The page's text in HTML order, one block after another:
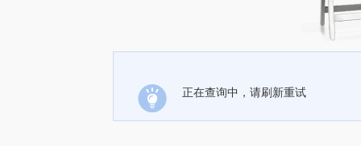
正在查询中，请刷新重试